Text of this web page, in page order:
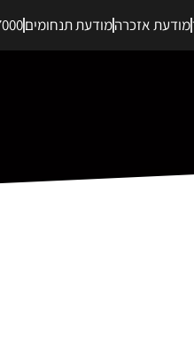
מודעת אזכרהמודעת תנחומים